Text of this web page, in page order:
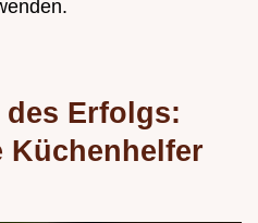
des Erfolgs:
Küchenhelfer